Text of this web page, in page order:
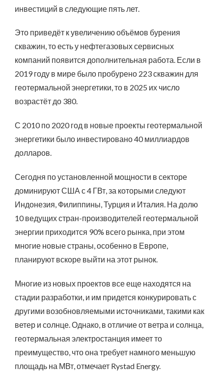
инвестиций в следующие пять лет.
Это приведёт к увеличению объёмов бурения
скважин, то есть у нефтегазовых сервисных
компаний появится дополнительная работа. Если в
2019 году в мире было пробурено 223 скважин для
геотермальной энергетики, то в 2025 их число
возрастёт до 380.
С 2010 по 2020 год в новые проекты геотермальной
энергетики было инвестировано 40 миллиардов
долларов.
Сегодня по установленной мощности в секторе
доминируют США с 4 ГВт, за которыми следуют
Индонезия, Филиппины, Турция и Италия. На долю
10 ведущих стран-производителей геотермальной
энергии приходится 90% всего рынка, при этом
многие новые страны, особенно в Европе,
планируют вскоре выйти на этот рынок.
Многие из новых проектов все еще находятся на
стадии разработки, и им придется конкурировать с
другими возобновляемыми источниками, такими как
ветер и солнце. Однако, в отличие от ветра и солнца,
геотермальная электростанция имеет то
преимущество, что она требует намного меньшую
площадь на МВт, отмечает Rystad Energy.